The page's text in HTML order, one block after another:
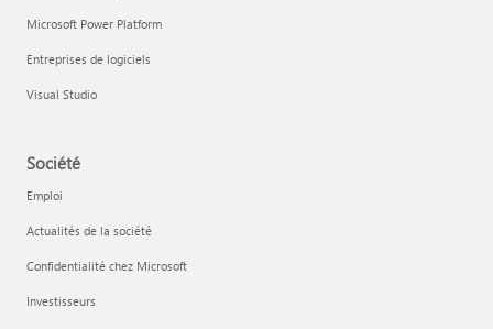
Microsoft Power Platform
Entreprises de logiciels
Visual Studio
Société
Emploi
Actualités de la société
Confidentialité chez Microsoft
Investisseurs